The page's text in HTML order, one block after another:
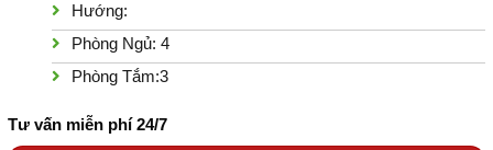
Hướng:
Phòng Ngủ: 4
Phòng Tắm:3
Tư vấn miễn phí 24/7